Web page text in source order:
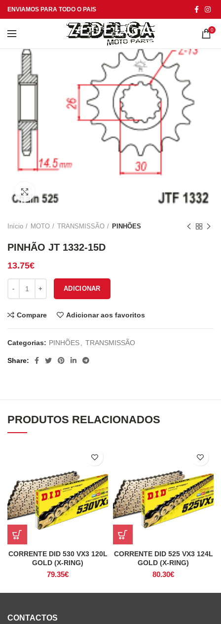
ENVIAMOS PARA TODO O PAIS
0
Click to enlarge
Início MOTO TRANSMISSÃO PINHÕES
PINHÃO JT 1332-15D
13.75€
ADICIONAR
Compare Adicionar aos favoritos
Categorias: PINHÕES TRANSMISSÃO
Share
PRODUTOS RELACIONADOS
CORRENTE DID 530 VX3 120L
GOLD (X-RING)
79.35€
CORRENTE DID 525 VX3 124L
GOLD (X-RING)
80.30€
CONTACTOS